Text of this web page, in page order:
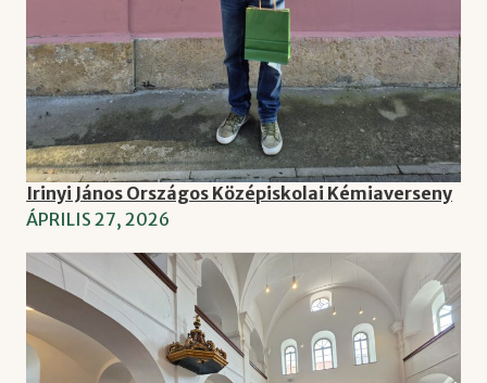
Irinyi János Országos Középiskolai Kémiaverseny
ÁPRILIS 27, 2026